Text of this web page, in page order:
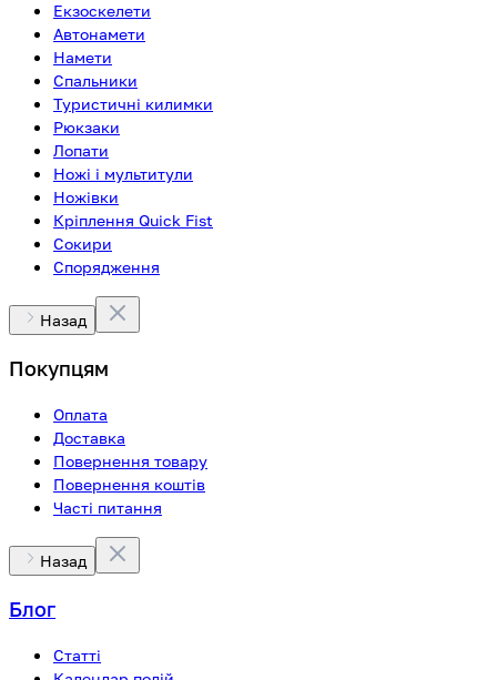
Екзоскелети
Автонамети
Намети
Спальники
Туристичні килимки
Рюкзаки
Лопати
Ножі і мультитули
Ножівки
Кріплення Quick Fist
Сокири
Спорядження
Назад
Покупцям
Оплата
Доставка
Повернення товару
Повернення коштів
Часті питання
Назад
Блог
Статті